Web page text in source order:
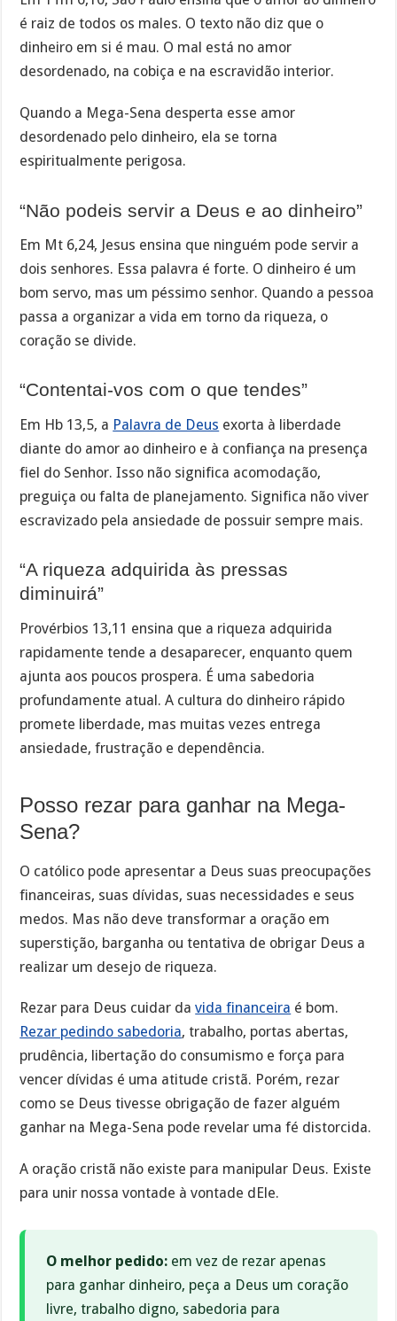
é raiz de todos os males. O texto não diz que o
dinheiro em si é mau. O mal está no amor
desordenado, na cobiça e na escravidão interior.
Quando a Mega-Sena desperta esse amor
desordenado pelo dinheiro, ela se torna
espiritualmente perigosa.
“Não podeis servir a Deus e ao dinheiro”
Em Mt 6,24, Jesus ensina que ninguém pode servir a
dois senhores. Essa palavra é forte. O dinheiro é um
bom servo, mas um péssimo senhor. Quando a pessoa
passa a organizar a vida em torno da riqueza, o
coração se divide.
“Contentai-vos com o que tendes”
Em Hb 13,5, a Palavra de Deus exorta à liberdade
diante do amor ao dinheiro e à confiança na presença
fiel do Senhor. Isso não significa acomodação,
preguiça ou falta de planejamento. Significa não viver
escravizado pela ansiedade de possuir sempre mais.
“A riqueza adquirida às pressas
diminuirá”
Provérbios 13,11 ensina que a riqueza adquirida
rapidamente tende a desaparecer, enquanto quem
ajunta aos poucos prospera. É uma sabedoria
profundamente atual. A cultura do dinheiro rápido
promete liberdade, mas muitas vezes entrega
ansiedade, frustração e dependência.
Posso rezar para ganhar na Mega-
Sena?
O católico pode apresentar a Deus suas preocupações
financeiras, suas dívidas, suas necessidades e seus
medos. Mas não deve transformar a oração em
superstição, barganha ou tentativa de obrigar Deus a
realizar um desejo de riqueza.
Rezar para Deus cuidar davida financeira é bom.
Rezar pedindo sabedoria, trabalho, portas abertas,
prudência, libertação do consumismo e força para
vencer dívidas é uma atitude cristã. Porém, rezar
como se Deus tivesse obrigação de fazer alguém
ganhar na Mega-Sena pode revelar uma fé distorcida.
A oração cristã não existe para manipular Deus. Existe
para unir nossa vontade à vontade dEle.
O melhor pedido: em vez de rezar apenas
para ganhar dinheiro, peça a Deus um coração
livre, trabalho digno, sabedoria para